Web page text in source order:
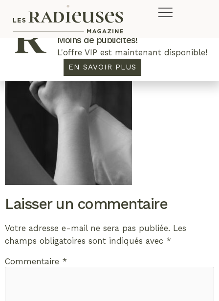
Laisser un commentaire
Votre adresse e-mail ne sera pas publiée. Les
champs obligatoires sont indiqués avec *
Commentaire *
Plus de concours. Plus de rabais.
Moins de publicités!
L'offre VIP est maintenant disponible!
EN SAVOIR PLUS